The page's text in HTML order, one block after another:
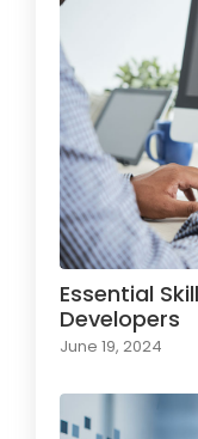
Essential
Developers
June 19, 2024